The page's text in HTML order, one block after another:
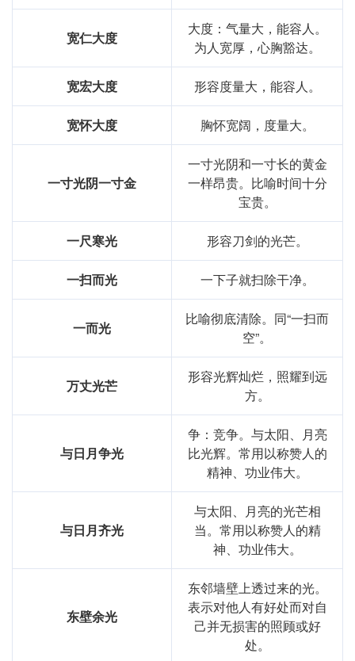
宽仁大度
大度：气量大，能容人。
为人宽厚，心胸豁达。
宽宏大度 形容度量大，能容人。
宽怀大度 胸怀宽阔，度量大。
一寸光阴一寸金
一寸光阴和一寸长的黄金
一样昂贵。比喻时间十分
宝贵。
一尺寒光 形容刀剑的光芒。
一扫而光 一下子就扫除干净。
一而光
比喻彻底清除。同“一扫而
空”。
万丈光芒
形容光辉灿烂，照耀到远
方。
与日月争光
争：竞争。与太阳、月亮
比光辉。常用以称赞人的
精神、功业伟大。
与日月齐光
与太阳、月亮的光芒相
当。常用以称赞人的精
神、功业伟大。
东壁余光
东邻墙壁上透过来的光。
表示对他人有好处而对自
己并无损害的照顾或好
处。